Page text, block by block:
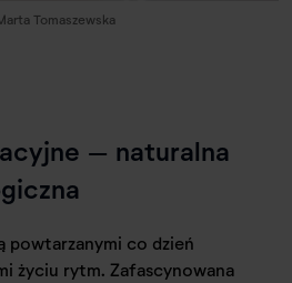
Tomaszewska
– naturalna
powtarzanymi co dzień
życiu rytm. Zafascynowana